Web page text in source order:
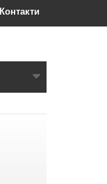
Контакти